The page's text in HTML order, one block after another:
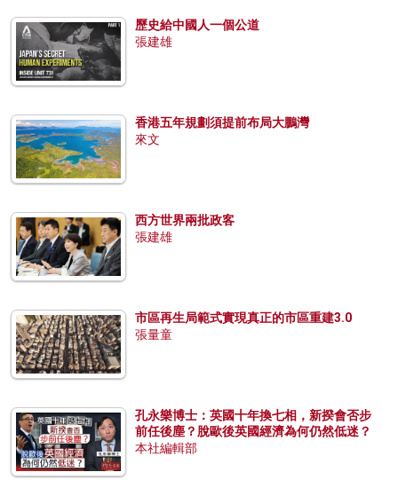
歷史給中國人一個公道
張建雄
香港五年規劃須提前布局大鵬灣
來文
西方世界兩批政客
張建雄
市區再生局範式實現真正的市區重建3.0
張量童
孔永樂博士：英國十年換七相，新揆會否步
前任後塵？脫歐後英國經濟為何仍然低迷？
本社編輯部